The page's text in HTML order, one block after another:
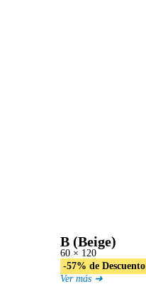
B (Beige)
60 × 120
-57% de Descuento
Ver más ➜